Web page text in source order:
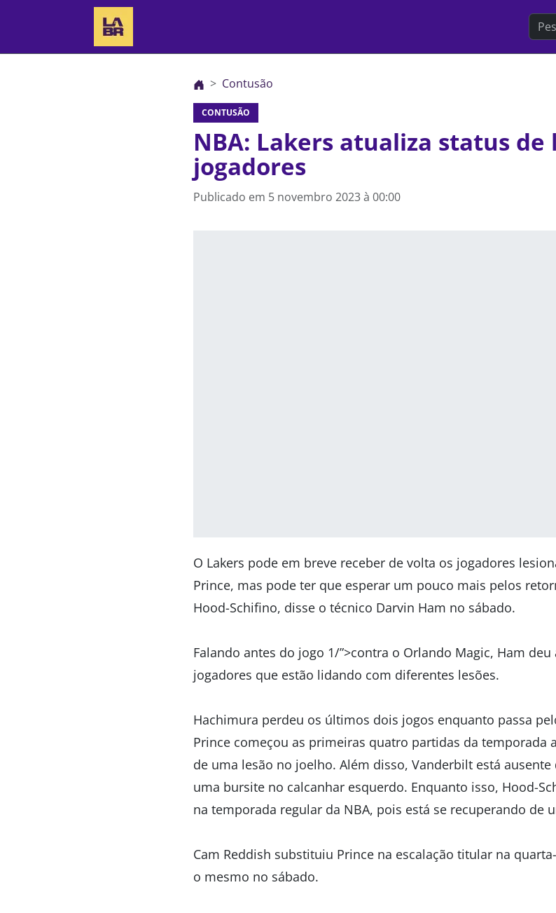
Contusão
CONTUSÃO
NBA: Lakers atualiza status de
jogadores
Publicado em 5 novembro 2023 à 00:00
O Lakers pode em breve receber de volta os jogadores
Prince, mas pode ter que esperar um pouco mais pelos
Hood-Schifino, disse o técnico Darvin Ham no sábado.
Falando antes do jogo 1/”>contra o Orlando Magic, Ham
jogadores que estão lidando com diferentes lesões.
Hachimura perdeu os últimos dois jogos enquanto passa
Prince começou as primeiras quatro partidas da temporada
de uma lesão no joelho. Além disso, Vanderbilt está
uma bursite no calcanhar esquerdo. Enquanto isso, Hood-
na temporada regular da NBA, pois está se recuperando de
Cam Reddish substituiu Prince na escalação titular na
o mesmo no sábado.